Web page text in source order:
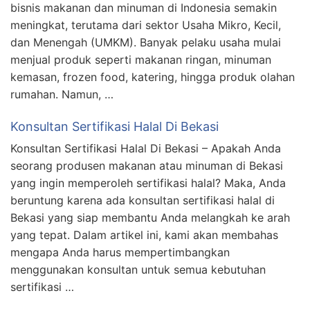
bisnis makanan dan minuman di Indonesia semakin
meningkat, terutama dari sektor Usaha Mikro, Kecil,
dan Menengah (UMKM). Banyak pelaku usaha mulai
menjual produk seperti makanan ringan, minuman
kemasan, frozen food, katering, hingga produk olahan
rumahan. Namun, …
Konsultan Sertifikasi Halal Di Bekasi
Konsultan Sertifikasi Halal Di Bekasi – Apakah Anda
seorang produsen makanan atau minuman di Bekasi
yang ingin memperoleh sertifikasi halal? Maka, Anda
beruntung karena ada konsultan sertifikasi halal di
Bekasi yang siap membantu Anda melangkah ke arah
yang tepat. Dalam artikel ini, kami akan membahas
mengapa Anda harus mempertimbangkan
menggunakan konsultan untuk semua kebutuhan
sertifikasi …